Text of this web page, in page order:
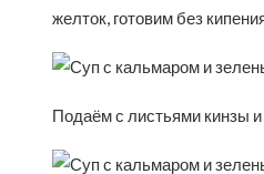
желток, готовим без
Подаём с листьями кинзы